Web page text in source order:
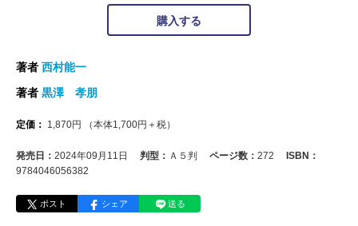
購入する
著者 西村能一
著者 黒澤 孝朋
定価： 1,870円 （本体1,700円＋税）
発売日： 2024年09月11日 判型： Ａ５判 ページ数： 272
ISBN：
9784046056382
ポスト シェア 送る